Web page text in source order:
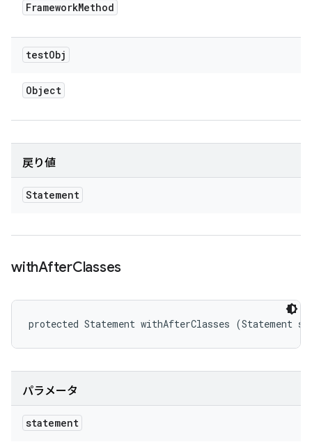
FrameworkMethod
testObj
Object
戻り値
Statement
withAfterClasses
protected Statement withAfterClasses (Statement
パラメータ
statement